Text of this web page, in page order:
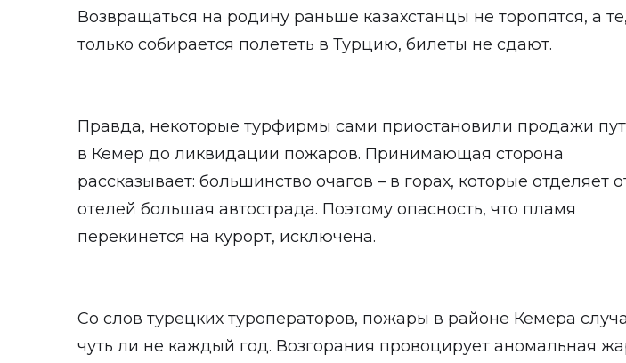
Возвращаться на родину раньше казахстанцы не торопятся, а
только собирается полететь в Турцию, билеты не сдают.
Правда, некоторые турфирмы сами приостановили продажи
в Кемер до ликвидации пожаров. Принимающая сторона
рассказывает: большинство очагов – в горах, которые отделяет
отелей большая автострада. Поэтому опасность, что пламя
перекинется на курорт, исключена.
Со слов турецких туроператоров, пожары в районе Кемера
чуть ли не каждый год. Возгорания провоцирует аномальная